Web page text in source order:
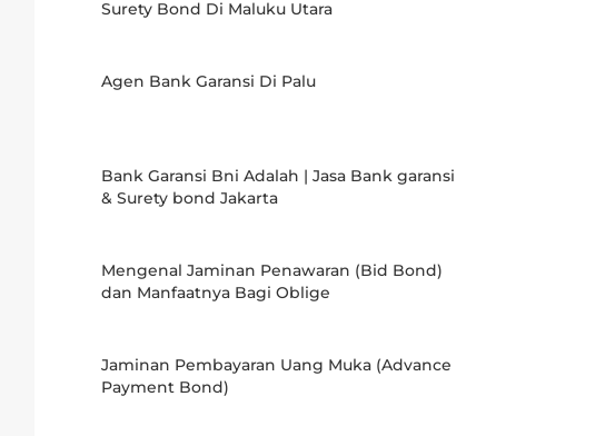
Surety Bond Di Maluku Utara
Agen Bank Garansi Di Palu
Bank Garansi Bni Adalah | Jasa Bank garansi
& Surety bond Jakarta
Mengenal Jaminan Penawaran (Bid Bond)
dan Manfaatnya Bagi Oblige
Jaminan Pembayaran Uang Muka (Advance
Payment Bond)